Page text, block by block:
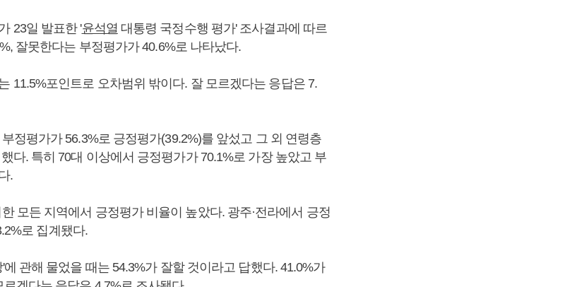
23일 발표한 '윤석열 대통령 국정수행 평가' 조사결과에 따르
잘못한다는 부정평가가 40.6%로 나타났다.
11.5%포인트로 오차범위 밖이다. 잘 모르겠다는 응답은 7.
정평가가 56.3%로 긍정평가(39.2%)를 앞섰고 그 외 연령층
다. 특히 70대 이상에서 긍정평가가 70.1%로 가장 높았고 부
.
모든 지역에서 긍정평가 비율이 높았다. 광주·전라에서 긍정
로 집계됐다.
관해 물었을 때는 54.3%가 잘할 것이라고 답했다. 41.0%가